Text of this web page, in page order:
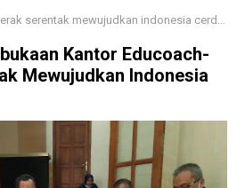
serentak mewujudkan indonesia cerdas
Kantor Educoach-
Mewujudkan Indonesia